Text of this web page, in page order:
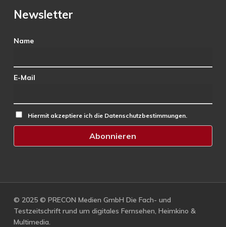
Newsletter
Name
E-Mail
Hiermit akzeptiere ich die Datenschutzbestimmungen.
© 2025 © PRECON Medien GmbH Die Fach- und
Testzeitschrift rund um digitales Fernsehen, Heimkino &
Multimedia.